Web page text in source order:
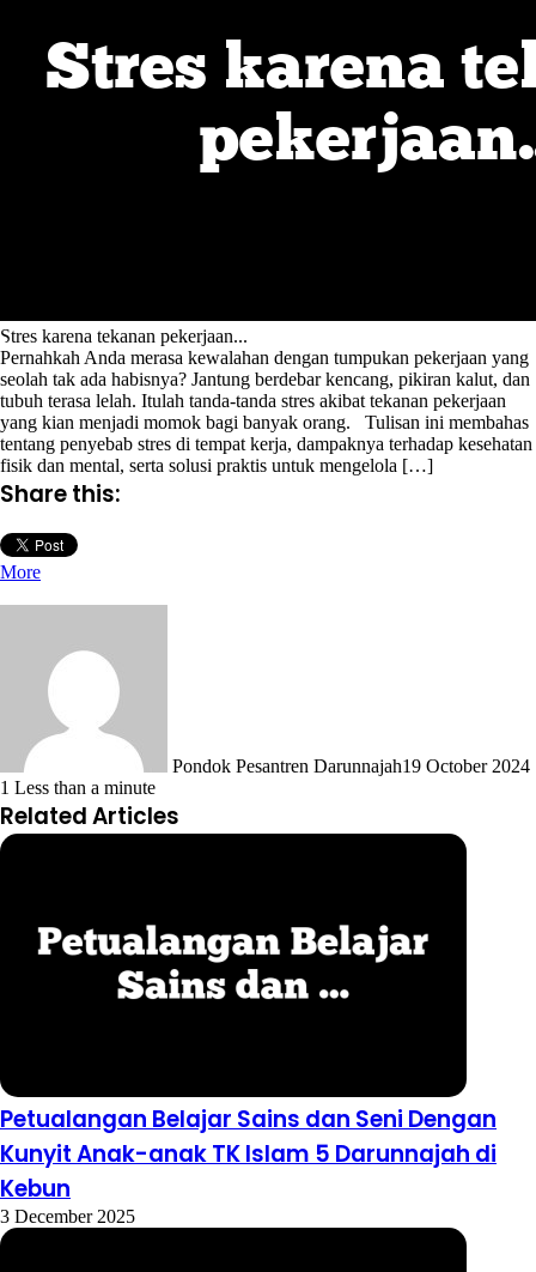
Stres karena tekanan pekerjaan...
Pernahkah Anda merasa kewalahan dengan tumpukan pekerjaan yang
seolah tak ada habisnya? Jantung berdebar kencang, pikiran kalut, dan
tubuh terasa lelah. Itulah tanda-tanda stres akibat tekanan pekerjaan
yang kian menjadi momok bagi banyak orang. Tulisan ini membahas
tentang penyebab stres di tempat kerja, dampaknya terhadap kesehatan
fisik dan mental, serta solusi praktis untuk mengelola […]
Share this:
More
Pondok Pesantren Darunnajah19 October 2024
1 Less than a minute
Related Articles
Petualangan Belajar Sains dan Seni Dengan
Kunyit Anak-anak TK Islam 5 Darunnajah di
Kebun
3 December 2025